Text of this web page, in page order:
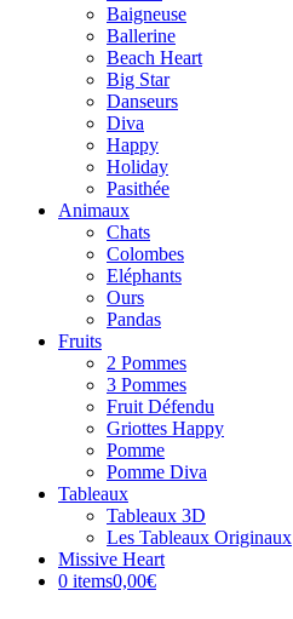
Baigneuse
Ballerine
Beach Heart
Big Star
Danseurs
Diva
Happy
Holiday
Pasithée
Animaux
Chats
Colombes
Eléphants
Ours
Pandas
Fruits
2 Pommes
3 Pommes
Fruit Défendu
Griottes Happy
Pomme
Pomme Diva
Tableaux
Tableaux 3D
Les Tableaux Originaux
Missive Heart
0 items0,00€